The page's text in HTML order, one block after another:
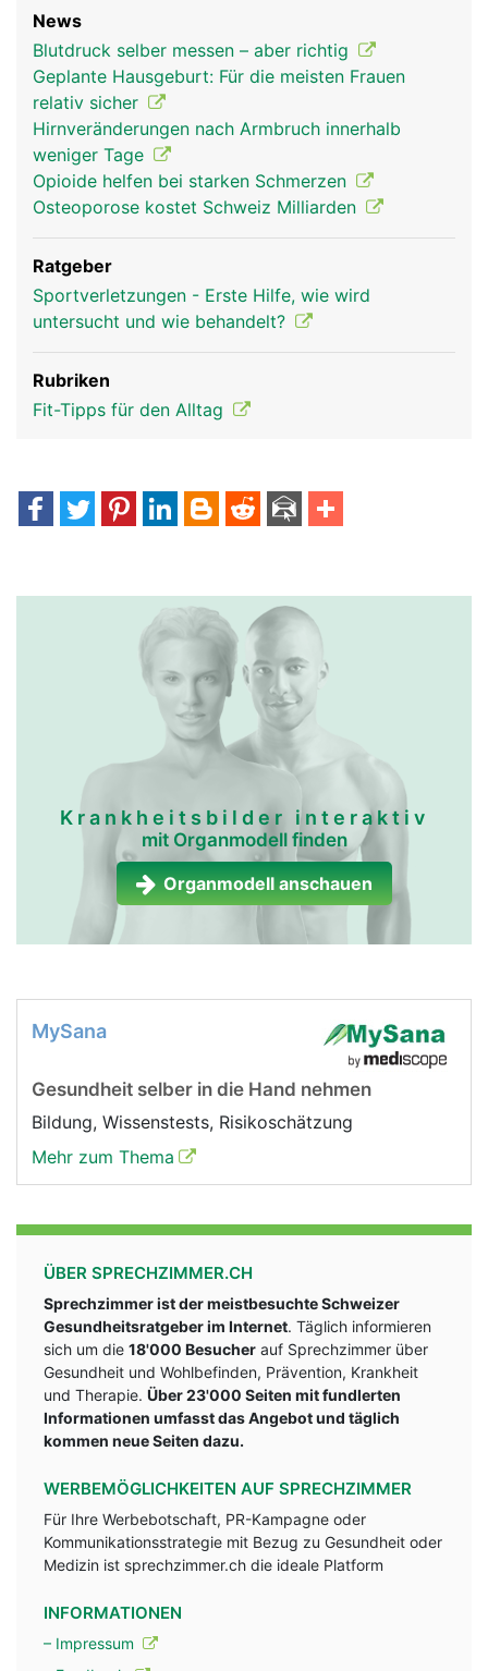
News
Blutdruck selber messen – aber richtig
Geplante Hausgeburt: Für die meisten Frauen
relativ sicher
Hirnveränderungen nach Armbruch innerhalb
weniger Tage
Opioide helfen bei starken Schmerzen
Osteoporose kostet Schweiz Milliarden
Ratgeber
Sportverletzungen - Erste Hilfe, wie wird
untersucht und wie behandelt?
Rubriken
Fit-Tipps für den Alltag
Krankheitsbilder interaktiv
mit Organmodell finden
Organmodell anschauen
MySana
Gesundheit selber in die Hand nehmen
Bildung, Wissenstests, Risikoschätzung
Mehr zum Thema
ÜBER SPRECHZIMMER.CH
Sprechzimmer ist der meistbesuchte Schweizer
Gesundheitsratgeber im Internet. Täglich informieren
sich um die 18'000 Besucher auf Sprechzimmer über
Gesundheit und Wohlbefinden, Prävention, Krankheit
und Therapie. Über 23'000 Seiten mit fundlerten
Informationen umfasst das Angebot und täglich
kommen neue Seiten dazu.
WERBEMÖGLICHKEITEN AUF SPRECHZIMMER
Für Ihre Werbebotschaft, PR-Kampagne oder
Kommunikationsstrategie mit Bezug zu Gesundheit oder
Medizin ist sprechzimmer.ch die ideale Platform
INFORMATIONEN
– Impressum